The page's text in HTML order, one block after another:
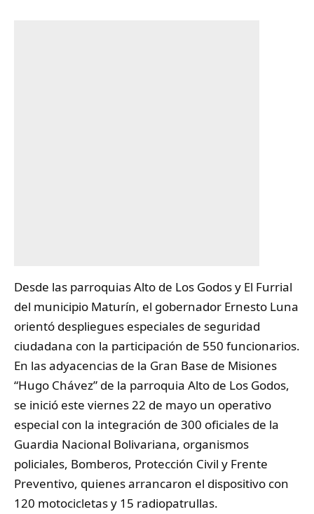
Desde las parroquias Alto de Los Godos y El Furrial
del municipio Maturín, el gobernador Ernesto Luna
orientó despliegues especiales de seguridad
ciudadana con la participación de 550 funcionarios.
En las adyacencias de la Gran Base de Misiones
“Hugo Chávez” de la parroquia Alto de Los Godos,
se inició este viernes 22 de mayo un operativo
especial con la integración de 300 oficiales de la
Guardia Nacional Bolivariana, organismos
policiales, Bomberos, Protección Civil y Frente
Preventivo, quienes arrancaron el dispositivo con
120 motocicletas y 15 radiopatrullas.